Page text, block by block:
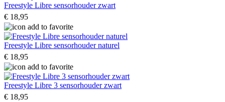
Freestyle Libre sensorhouder zwart
€ 18,95
Freestyle Libre sensorhouder naturel
€ 18,95
Freestyle Libre 3 sensorhouder zwart
€ 18,95